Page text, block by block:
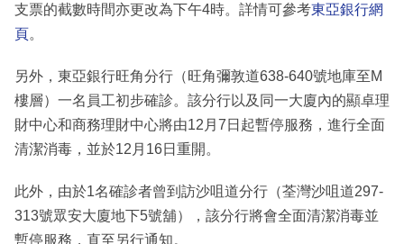
支票的截數時間亦更改為下午4時。詳情可參考東亞銀行網
頁。
另外，東亞銀行旺角分行（旺角彌敦道638-640號地庫至M
樓層）一名員工初步確診。該分行以及同一大廈內的顯卓理
財中心和商務理財中心將由12月7日起暫停服務，進行全面
清潔消毒，並於12月16日重開。
此外，由於1名確診者曾到訪沙咀道分行（荃灣沙咀道297-
313號眾安大廈地下5號舖），該分行將會全面清潔消毒並
暫停服務，直至另行通知。